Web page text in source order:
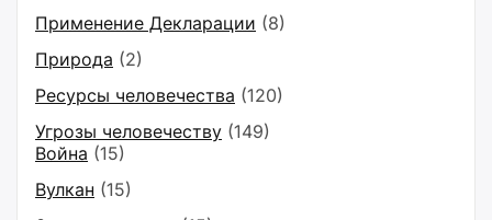
Применение Декларации (8)
Природа (2)
Ресурсы человечества (120)
Угрозы человечеству (149)
Война (15)
Вулкан (15)